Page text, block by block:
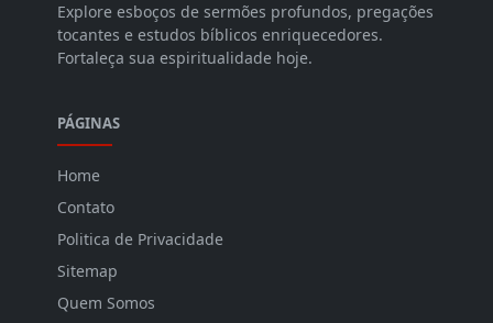
Explore esboços de sermões profundos, pregações
tocantes e estudos bíblicos enriquecedores.
Fortaleça sua espiritualidade hoje.
PÁGINAS
Home
Contato
Politica de Privacidade
Sitemap
Quem Somos